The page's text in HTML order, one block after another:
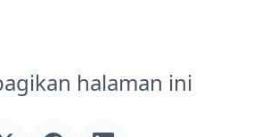
halaman ini